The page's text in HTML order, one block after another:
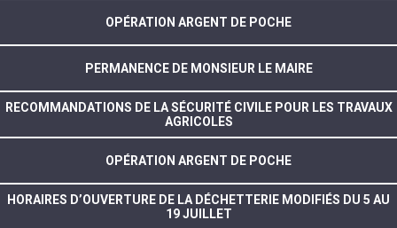
OPÉRATION ARGENT DE POCHE
PERMANENCE DE MONSIEUR LE MAIRE
RECOMMANDATIONS DE LA SÉCURITÉ CIVILE POUR LES TRAVAUX
AGRICOLES
OPÉRATION ARGENT DE POCHE
HORAIRES D’OUVERTURE DE LA DÉCHETTERIE MODIFIÉS DU 5 AU
19 JUILLET